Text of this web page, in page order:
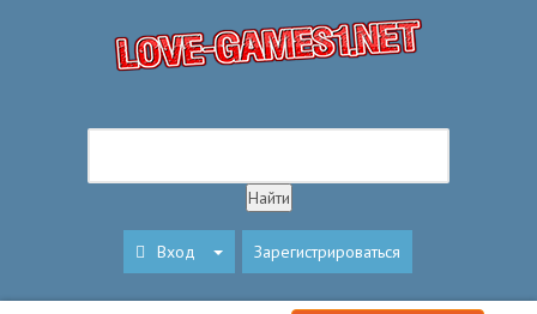
Вход Зарегистрироваться